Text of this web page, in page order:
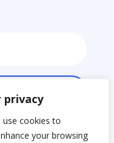
privacy
use cookies to
your browsing